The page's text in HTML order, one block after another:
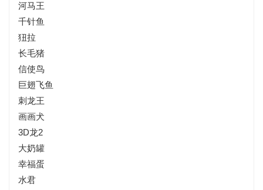
河马王
千针鱼
狃拉
长毛猪
信使鸟
巨翅飞鱼
刺龙王
画画犬
3D龙2
大奶罐
幸福蛋
水君